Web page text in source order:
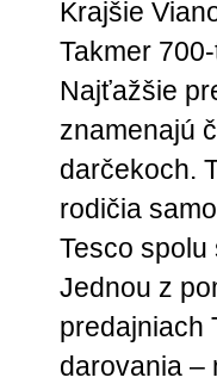
Krajšie
Takmer
Najťažšie
znamenajú
darčekoch.
rodičia
Tesco spolu
Jednou z
predajniach
darovania –